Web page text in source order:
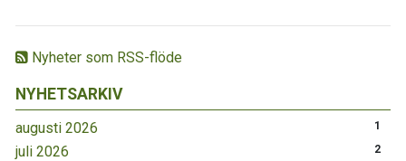
Nyheter som RSS-flöde
NYHETSARKIV
augusti 2026 1
juli 2026 2